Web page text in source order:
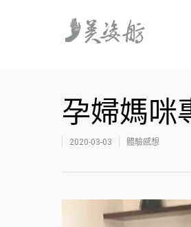
孕婦媽咪
2020-03-03 體驗感想